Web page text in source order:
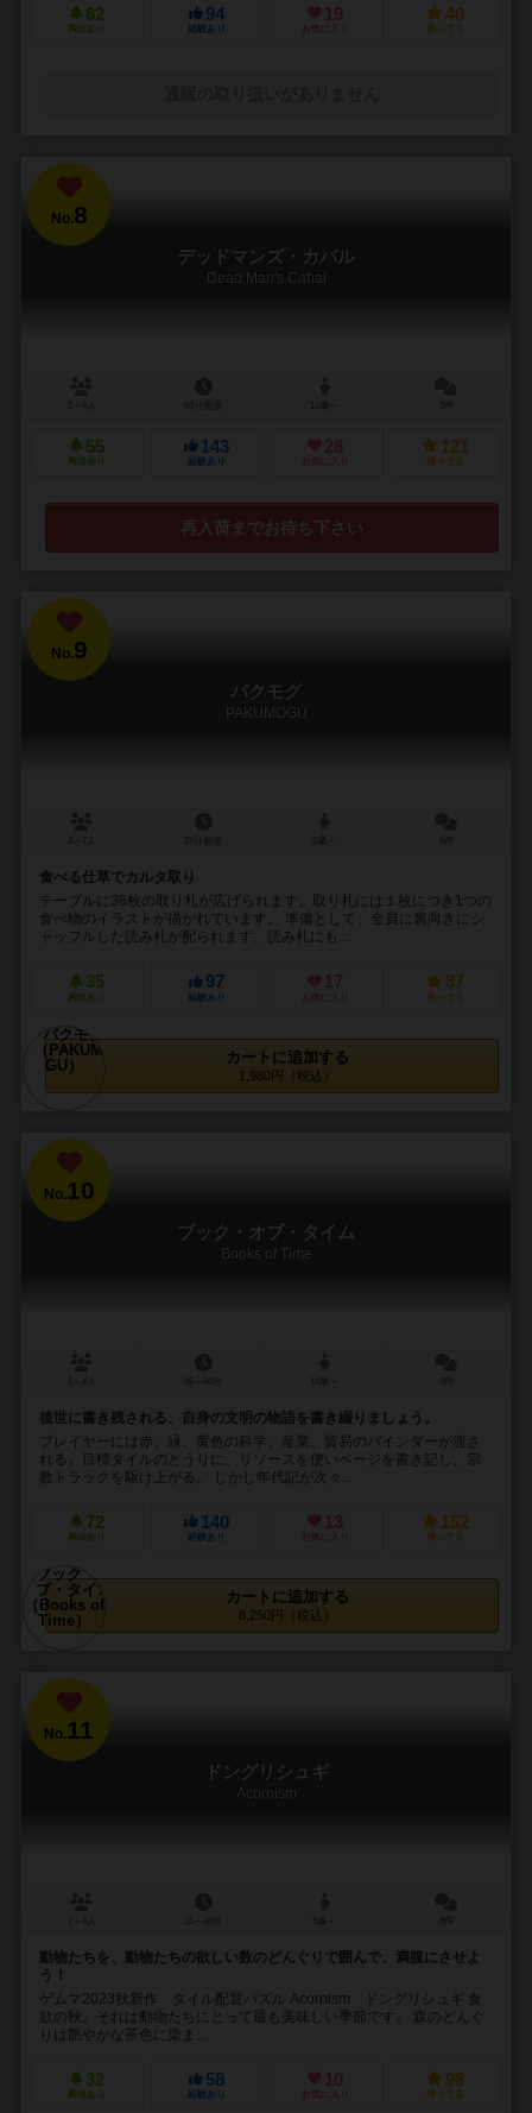
62
興味あり
94
経験あり
19
お気に入り
40
持ってる
No.8
デッドマンズ・カバル
Dead Man's Cabal
55
興味あり
143
経験あり
28
お気に入り
121
持ってる
再入荷までお待ち下さい
No.9
パクモグ
PAKUMOGU
食べる仕草でカルタ取り
テーブルに36枚の取り札が広げられます。取り札には１枚につき1つの
食べ物のイラストが描かれています。 準備として、全員に裏向きにシ
ャッフルした読み札が配られます。読み札にも...
35
興味あり
97
経験あり
17
お気に入り
87
持ってる
カートに追加する
1,980円（税込）
No. 10
ブック・オブ・タイム
Books of Time
後世に書き残される、自身の文明の物語を書き綴りましょう。
プレイヤーには赤、緑、黄色の科学、産業、貿易のバインダーが渡さ
れる。目標タイルのとうりに、リソースを使いページを書き記し、宗
教トラックを駆け上がる。 しかし年代記が次々...
72
興味あり
140
経験あり
13
お気に入り
152
持ってる
カートに追加する
8,250円（税込）
No.11
ドングリシュギ
Acornism
動物たちを、動物たちの欲しい数のどんぐりで囲んで、満腹にさせよ
う！
ゲムマ2023秋新作 タイル配置パズル Acornism ドングリシュギ 食
欲の秋。それは動物たちにとって最も美味しい季節です。 森のどんぐ
りは艶やかな茶色に染ま...
32
興味あり
58
経験あり
10
お気に入り
98
持ってる